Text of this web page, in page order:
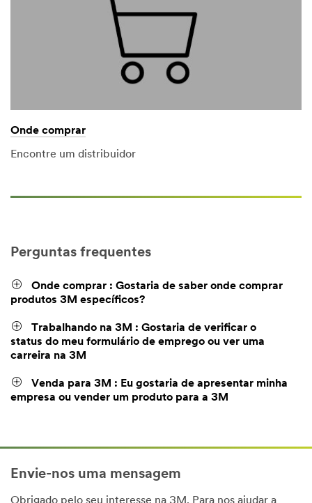
Onde comprar
Encontre um distribuidor
Perguntas frequentes
Onde comprar : Gostaria de saber onde comprar
produtos 3M específicos?
Trabalhando na 3M : Gostaria de verificar o
status do meu formulário de emprego ou ver uma
carreira na 3M
Venda para 3M : Eu gostaria de apresentar minha
empresa ou vender um produto para a 3M
Envie-nos uma mensagem
Obrigado pelo seu interesse na 3M. Para nos ajudar a